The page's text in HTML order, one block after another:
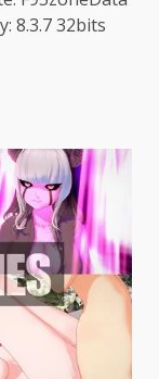
8.3.7 32bits